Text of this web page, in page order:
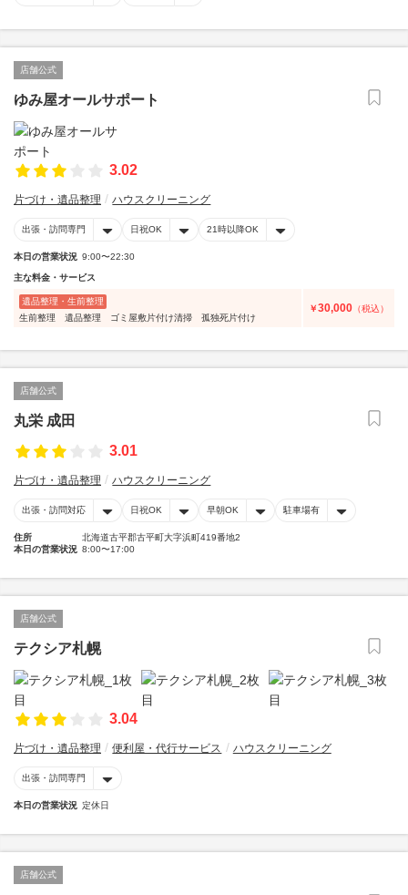
店舗公式
ゆみ屋オールサポート
3.02
片づけ・遺品整理 ハウスクリーニング
出張・訪問専門 日祝OK 21時以降OK
本日の営業状況 9:00〜22:30
主な料金・サービス
遺品整理・生前整理
生前整理 遺品整理 ゴミ屋敷片付け清掃 孤独死片付け
￥30,000 （税込）
店舗公式
丸栄 成田
3.01
片づけ・遺品整理 ハウスクリーニング
出張・訪問対応 日祝OK 早朝OK 駐車場有
住所
北海道古平郡古平町大字浜町419番地2
本日の営業状況 8:00〜17:00
店舗公式
テクシア札幌
3.04
片づけ・遺品整理 便利屋・代行サービス ハウスクリーニング
出張・訪問専門
本日の営業状況 定休日
店舗公式